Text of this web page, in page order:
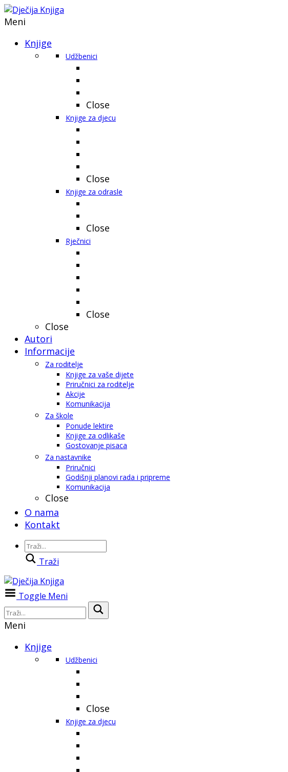
Meni
Knjige
Udžbenici
Close
Knjige za djecu
Close
Knjige za odrasle
Close
Rječnici
Close
Close
Autori
Informacije
Za roditelje
Knjige za vaše dijete
Priručnici za roditelje
Akcije
Komunikacija
Za škole
Ponude lektire
Knjige za odlikaše
Gostovanje pisaca
Za nastavnike
Priručnici
Godišnji planovi rada i pripreme
Komunikacija
Close
O nama
Kontakt
Traži
Toggle Meni
Meni
Knjige
Udžbenici
Close
Knjige za djecu